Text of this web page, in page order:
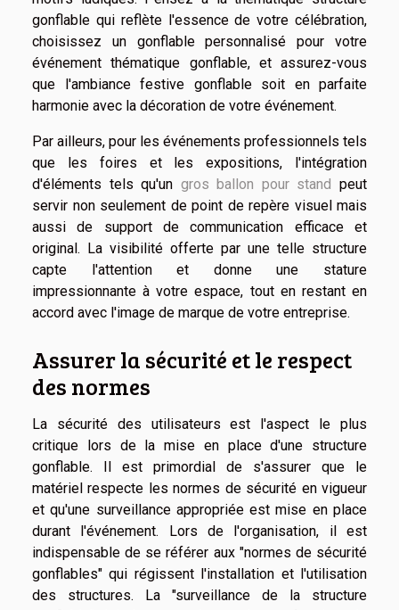
gonflable qui reflète l'essence de votre célébration,
choisissez un gonflable personnalisé pour votre
événement thématique gonflable, et assurez-vous
que l'ambiance festive gonflable soit en parfaite
harmonie avec la décoration de votre événement.
Par ailleurs, pour les événements professionnels tels
que les foires et les expositions, l'intégration
d'éléments tels qu'un gros ballon pour stand peut
servir non seulement de point de repère visuel mais
aussi de support de communication efficace et
original. La visibilité offerte par une telle structure
capte l'attention et donne une stature
impressionnante à votre espace, tout en restant en
accord avec l'image de marque de votre entreprise.
Assurer la sécurité et le respect
des normes
La sécurité des utilisateurs est l'aspect le plus
critique lors de la mise en place d'une structure
gonflable. Il est primordial de s'assurer que le
matériel respecte les normes de sécurité en vigueur
et qu'une surveillance appropriée est mise en place
durant l'événement. Lors de l'organisation, il est
indispensable de se référer aux "normes de sécurité
gonflables" qui régissent l'installation et l'utilisation
des structures. La "surveillance de la structure